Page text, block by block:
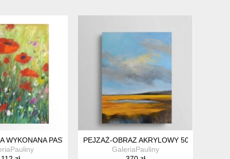
WYKONANA PASTELAMIPEJZAŻ-OBRAZ AKRYLOWY 50/40 CM
GaleriaPauliny